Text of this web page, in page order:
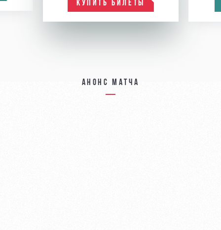
КУПИТЬ БИЛЕТЫ
Анонс матча